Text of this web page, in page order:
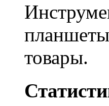
товары.